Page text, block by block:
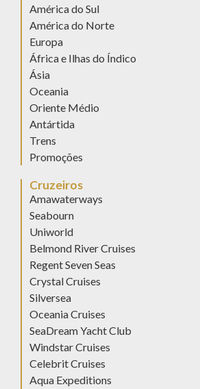
América do Sul
América do Norte
Europa
África e Ilhas do Índico
Ásia
Oceania
Oriente Médio
Antártida
Trens
Promoções
Cruzeiros
Amawaterways
Seabourn
Uniworld
Belmond River Cruises
Regent Seven Seas
Crystal Cruises
Silversea
Oceania Cruises
SeaDream Yacht Club
Windstar Cruises
Celebrit Cruises
Aqua Expeditions